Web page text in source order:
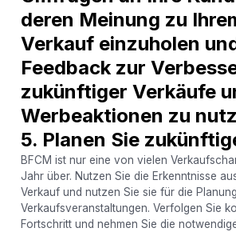
deren Meinung zu
Verkauf einzuholen
Feedback zur
zukünftiger Verkäufe
Werbeaktionen zu
5. Planen Sie
BFCM ist nur eine von vielen
Jahr über. Nutzen Sie die Erkenntnisse
Verkauf und nutzen Sie sie für die
Verkaufsveranstaltungen. Verfolgen Sie
Fortschritt und nehmen Sie die